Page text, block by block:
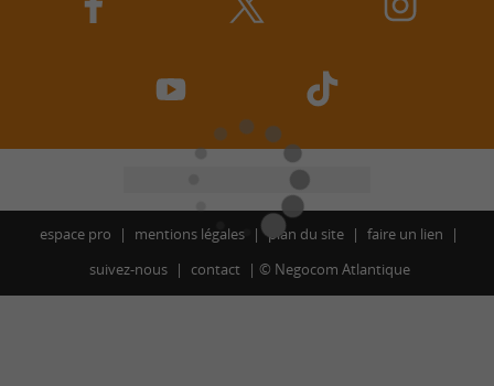
espace pro mentions légales plan du site
faire un lien
suivez-nous
contact © Negocom Atlantique